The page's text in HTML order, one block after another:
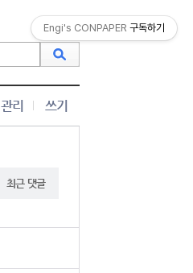
관리 쓰기
최근 댓글
Engi's CONPAPER 구독하기